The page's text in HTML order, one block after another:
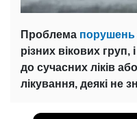
Проблема порушень
різних вікових груп,
до сучасних ліків
лікування, деякі не